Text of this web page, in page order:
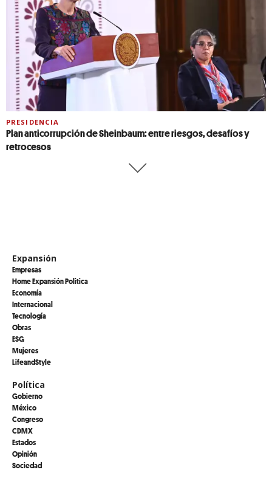
PRESIDENCIA
Plan anticorrupción de Sheinbaum: entre riesgos, desafíos y
retrocesos
Expansión
Empresas
Home Expansión Politica
Economía
Internacional
Tecnología
Obras
ESG
Mujeres
LifeandStyle
Política
Gobierno
México
Congreso
CDMX
Estados
Opinión
Sociedad